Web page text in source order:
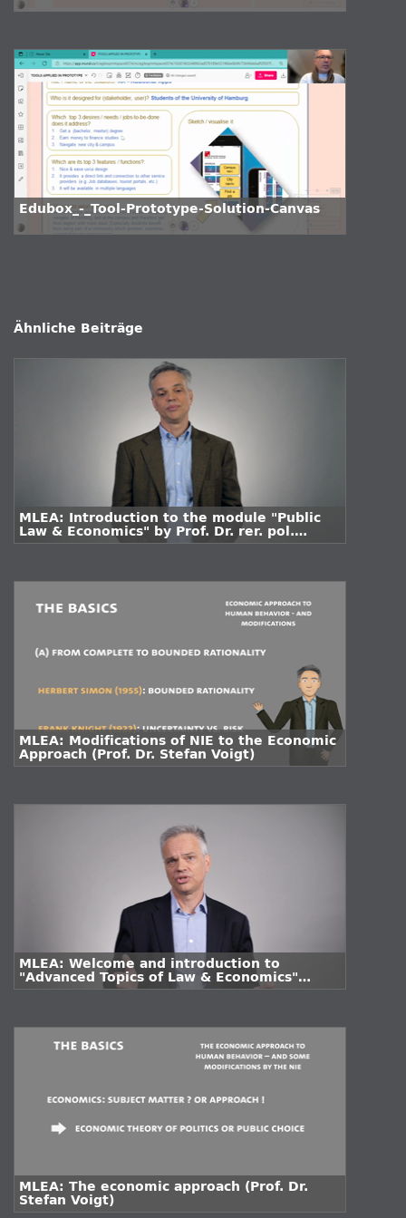
Edubox_-_Tool-Prototype-Solution-Canvas
Ähnliche Beiträge
MLEA: Introduction to the module "Public
Law & Economics" by Prof. Dr. rer. pol.
Stefan Voigt
MLEA: Modifications of NIE to the Economic
Approach (Prof. Dr. Stefan Voigt)
MLEA: Welcome and introduction to
"Advanced Topics of Law & Economics"
(Prof. Dr. Stefan Voigt)
MLEA: The economic approach (Prof. Dr.
Stefan Voigt)